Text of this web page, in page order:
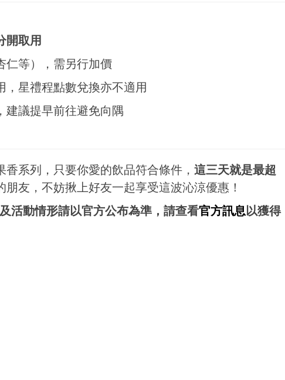
開取用
仁等），需另行加價
，星禮程點數兌換亦不適用
，建議提早前往避免向隅
系列，只要你愛的飲品符合條件， 這三天就是最超
朋友，不妨揪上好友一起享受這波沁涼優惠！
活動情形請以官方公布為準，請查看官方訊息 以獲得